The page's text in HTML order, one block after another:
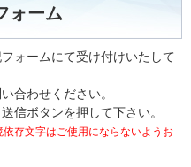
ォーム
ォームにて受け付けいたして
合わせください。
信ボタンを押して下さい。
存文字はご使用にならないようお